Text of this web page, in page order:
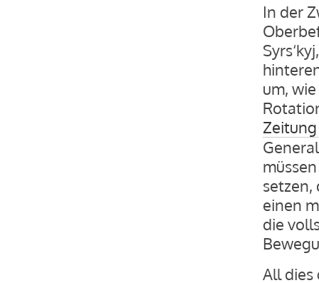
In der
um,
setzen,
einen
die
All dies